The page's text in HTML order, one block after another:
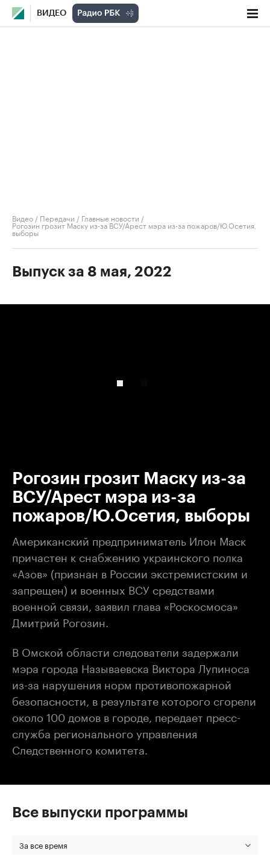
ВИДЕО
Видео / Передачи / Главные новости /
Рогозин грозит Маску из-за ВСУ/Арест мэра из-за пожаров/Ю.Осетия,
выборы
Выпуск за 8 мая, 2022
Рогозин грозит Маску из-за
ВСУ/Арест мэра из-за
пожаров/Ю.Осетия, выборы
Американский предприниматель Илон Маск
причастен к снабжению украинского полка
«Азов» (признан в России экстремистским и
запрещен) и военных ВСУ средствами
военной связи, заявил глава «Роскосмоса»
Дмитрий Рогозин.
В Омской области следователи задержали
мэра города Называевска Виктора Лупиноса
из-за нарушения норм противопожарной
безопасности, в результате которого сгорели
около 100 домов в городе, передает пресс-
служба регионального управления
Следственного комитета.
Все выпуски программы
За все время